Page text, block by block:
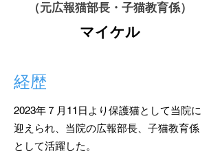
​（元広報猫部長・子猫教育係）
マイケル
経歴
2023年７月11日より保護猫として当院に
迎えられ、当院の広報部長、子猫教育係
として活躍した。